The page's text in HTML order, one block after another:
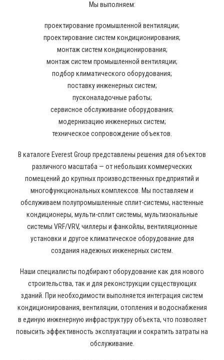
Мы выполняем:
проектирование промышленной вентиляции;
проектирование систем кондиционирования;
монтаж систем кондиционирования;
монтаж систем промышленной вентиляции;
подбор климатического оборудования;
поставку инженерных систем;
пусконаладочные работы;
сервисное обслуживание оборудования;
модернизацию инженерных систем;
техническое сопровождение объектов.
В каталоге Everest Group представлены решения для объектов
различного масштаба — от небольших коммерческих
помещений до крупных производственных предприятий и
многофункциональных комплексов. Мы поставляем и
обслуживаем полупромышленные сплит-системы, настенные
кондиционеры, мульти-сплит системы, мультизональные
системы VRF/VRV, чиллеры и фанкойлы, вентиляционные
установки и другое климатическое оборудование для
создания надежных инженерных систем.
Наши специалисты подбирают оборудование как для нового
строительства, так и для реконструкции существующих
зданий. При необходимости выполняется интеграция систем
кондиционирования, вентиляции, отопления и водоснабжения
в единую инженерную инфраструктуру объекта, что позволяет
повысить эффективность эксплуатации и сократить затраты на
обслуживание.